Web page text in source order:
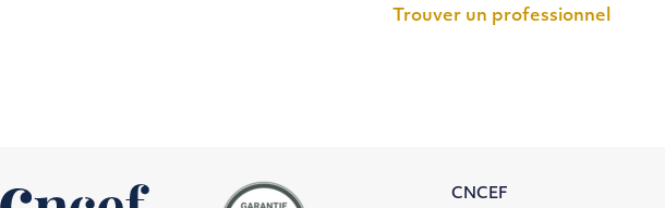
Trouver un professionnel
CNCEF